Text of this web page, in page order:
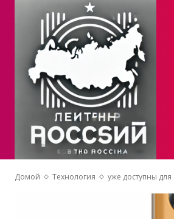
Домой Технология уже доступны